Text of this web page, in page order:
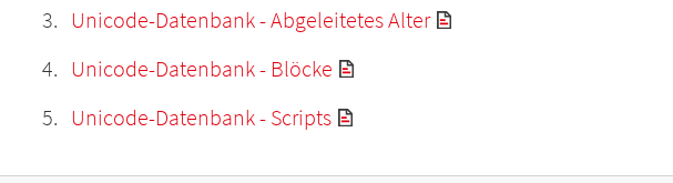
Unicode-Datenbank - Abgeleitetes Alter
Unicode-Datenbank - Blöcke
Unicode-Datenbank - Scripts